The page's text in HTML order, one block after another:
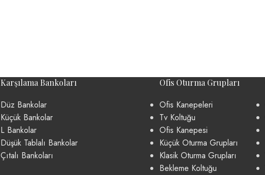
Karşılama Bankoları
Düz Bankolar
Küçük Bankolar
L Bankolar
Düşük Tablalı Bankolar
Çıtalı Bankoları
Ofis Oturma Grupları
Ofis Kanepeleri
Tv Koltuğu
Ofis Kanepesi
Küçük Oturma Grupları
Klasik Oturma Grupları
Bekleme Koltuğu